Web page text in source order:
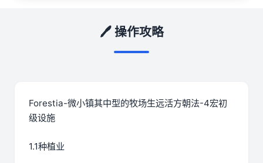
🖊️ 操作攻略
Forestia-微小镇其中型的牧场生远活方朝法-4宏初
级设施
1.1种植业